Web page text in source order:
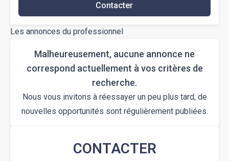
Contacter
Les annonces du professionnel
Malheureusement, aucune annonce ne
correspond actuellement à vos critères de
recherche.
Nous vous invitons à réessayer un peu plus tard, de
nouvelles opportunités sont régulièrement publiées.
CONTACTER